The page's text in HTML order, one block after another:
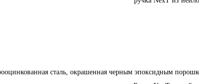
сталь, окрашенная черным эпоксидным